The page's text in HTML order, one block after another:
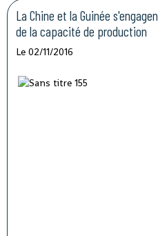
vise à protester contre les
fonctionnaires du secteur public.
La Chine et la Guinée
de la capacité de production
Le 02/11/2016